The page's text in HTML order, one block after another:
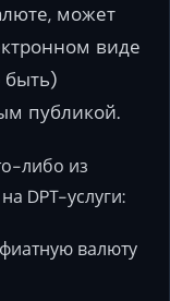
может
виде
быть)
публикой.
либо из
DPT-услуги:
валюту